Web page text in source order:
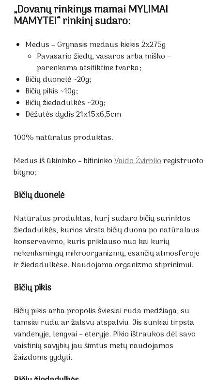
„Dovanų rinkinys mamai MYLIMAI
MAMYTEI“ rinkinį sudaro:
Medus – Grynasis medaus kiekis 2x275g
Pavasario žiedų, vasaros arba miško –
parenkama atsitiktine tvarka;
Bičių duonelė ~20g;
Bičių pikis ~10g;
Bičių žiedadulkės ~20g;
Dėžutės dydis 21x15x6,5cm
100% natūralus produktas.
Medus iš ūkininko – bitininkoVaido Žvirblioregistruoto
bityno;
Bičių duonelė
Natūralus produktas, kurį sudaro bičių surinktos
žiedadulkės, kurios virsta bičių duona po natūralaus
konservavimo, kuris priklauso nuo kai kurių
nekenksmingų mikroorganizmų, esančių atmosferoje
ir žiedadulkėse. Naudojama organizmo stiprinimui.
Bičių pikis
Bičių pikis arba propolis šviesiai ruda medžiaga, su
tamsiai rudu ar žalsvu atspalviu. Jis sunkiai tirpsta
vandenyje, lengvai – eteryje. Pikio ištraukos dėl savo
vaistinių savybių jau šimtus metų naudojamos
žaizdoms gydyti.